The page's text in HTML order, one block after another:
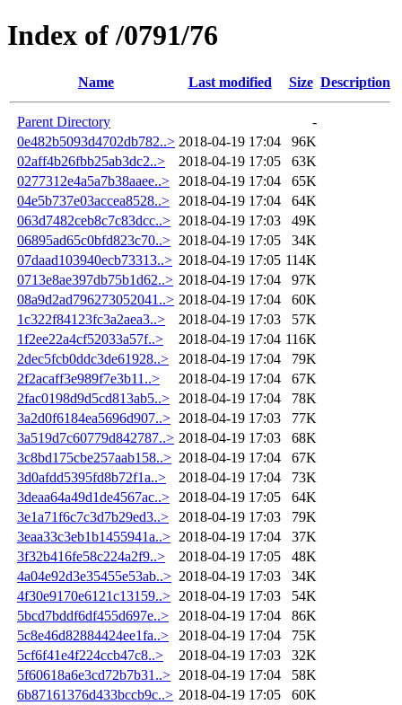
Index of /0791/76
Name Last modified Size Description
Parent Directory
-
0e482b5093d4702db782..> 2018-04-19 17:04
96K
02aff4b26fbb25ab3dc2..>
2018-04-19 17:05
63K
0277312e4a5a7b38aaee..>
2018-04-19 17:04
65K
04e5b737e03accea8528..>
2018-04-19 17:04
64K
063d7482ceb8c7c83dcc..> 2018-04-19 17:03
49K
06895ad65c0bfd823c70..> 2018-04-19 17:05
34K
07daad103940ecb73313..> 2018-04-19 17:05 114K
0713e8ae397db75b1d62..> 2018-04-19 17:04
97K
08a9d2ad796273052041..> 2018-04-19 17:04
60K
1c322f84123fc3a2aea3..>
2018-04-19 17:03
57K
1f2ee22a4cf52033a57f..>
2018-04-19 17:04 116K
2dec5fcb0ddc3de61928..>
2018-04-19 17:04
79K
2f2acaff3e989f7e3b11..>
2018-04-19 17:04
67K
2fac0198d9d5cd813ab5..>
2018-04-19 17:04
78K
3a2d0f6184ea5696d907..> 2018-04-19 17:03
77K
3a519d7c60779d842787..> 2018-04-19 17:03
68K
3c8bd175cbe257aab158..> 2018-04-19 17:04
67K
3d0afdd5395fd8b72f1a..>
2018-04-19 17:04
73K
3deaa64a49d1de4567ac..>
2018-04-19 17:05
64K
3e1a71f6c7c3d7b29ed3..>
2018-04-19 17:03
79K
3eaa33c3eb1b1455941a..> 2018-04-19 17:04
37K
3f32b416fe58c224a2f9..>
2018-04-19 17:05
48K
4a04e92d3e35455e53ab..> 2018-04-19 17:03
34K
4f30e9170e6121c13159..> 2018-04-19 17:03
54K
5bcd7bddf6df455d697e..>
2018-04-19 17:04
86K
5c8e46d82884424ee1fa..>
2018-04-19 17:04
75K
5cf6f41e4f224ccb47c8..>
2018-04-19 17:03
32K
5f60618a6e3cd72b7b31..> 2018-04-19 17:04
58K
6b87161376d433bccb9c..> 2018-04-19 17:05
60K